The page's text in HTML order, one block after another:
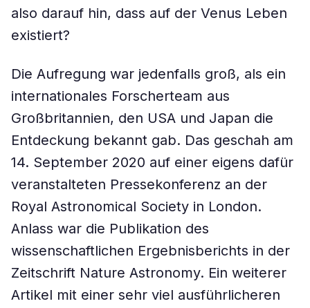
also darauf hin, dass auf der Venus Leben
existiert?
Die Aufregung war jedenfalls groß, als ein
internationales Forscherteam aus
Großbritannien, den USA und Japan die
Entdeckung bekannt gab. Das geschah am
14. September 2020 auf einer eigens dafür
veranstalteten Pressekonferenz an der
Royal Astronomical Society in London.
Anlass war die Publikation des
wissenschaftlichen Ergebnisberichts in der
Zeitschrift Nature Astronomy. Ein weiterer
Artikel mit einer sehr viel ausführlicheren